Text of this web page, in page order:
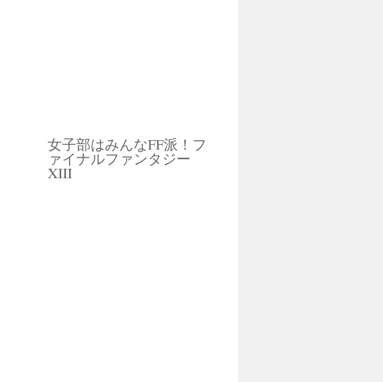
女子部はみんなFF派！フ
ァイナルファンタジー
XIII